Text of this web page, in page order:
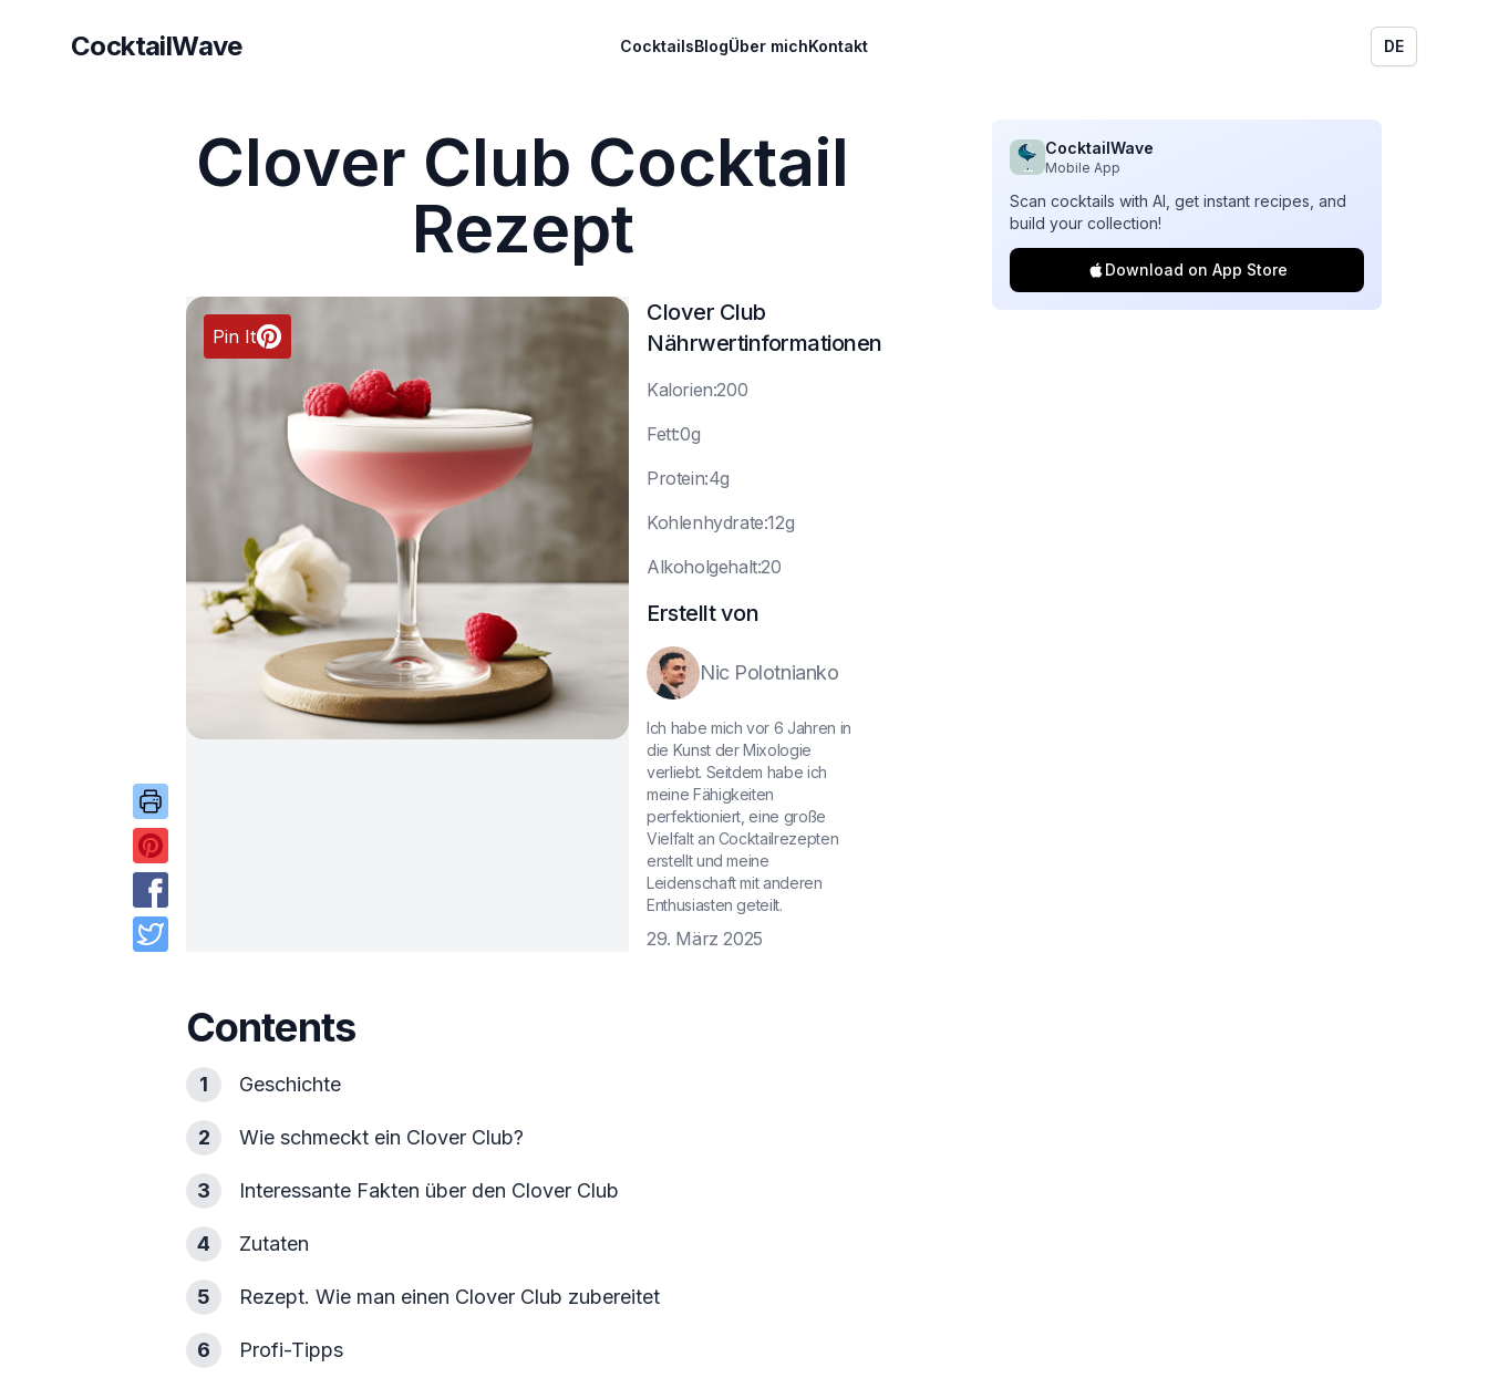
CocktailWave
CocktailWave CocktailsBlogÜber michKontakt DE
Clover Club Cocktail
Rezept
Pin It
Clover Club
Nährwertinformationen
Kalorien:200
Fett:0g
Protein:4g
Kohlenhydrate:12g
Alkoholgehalt:20
Erstellt von
Nic Polotnianko
Ich habe mich vor 6 Jahren in
die Kunst der Mixologie
verliebt. Seitdem habe ich
meine Fähigkeiten
perfektioniert, eine große
Vielfalt an Cocktailrezepten
erstellt und meine
Leidenschaft mit anderen
Enthusiasten geteilt.
29. März 2025
Contents
1 Geschichte
2 Wie schmeckt ein Clover Club?
3 Interessante Fakten über den Clover Club
4 Zutaten
5 Rezept. Wie man einen Clover Club zubereitet
6 Profi-Tipps
CocktailWave
Mobile App
Scan cocktails with AI, get instant recipes, and
build your collection!
Download on App Store